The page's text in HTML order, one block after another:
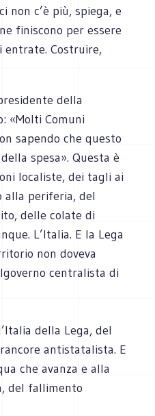
non c’è più, spiega, e
finiscono per essere
Costruire,
della
«Molti Comuni
sapendo che questo
spesa». Questa è
localiste, dei tagli ai
periferia, del
delle colate di
L’Italia. E la Lega
non doveva
centralista di
della Lega, del
antistatalista. E
che avanza e alla
del fallimento